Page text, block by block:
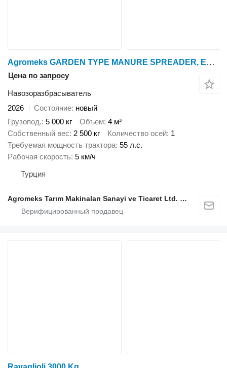
Agromeks GARDEN TYPE MANURE SPREADER, ESPARCIDOR DE ESTIÉRCOL SÓLIDO, REM
Цена по запросу
Навозоразбрасыватель
2026
Состояние новый
Грузопод. 5 000 кг Объем 4 м³
Собственный вес 2 500 кг Количество осей 1
Требуемая мощность трактора 55 л.с.
Рабочая скорость 5 км/ч
Турция
Agromeks Tarım Makinaları Sanayi ve Ticaret Ltd. Şti.